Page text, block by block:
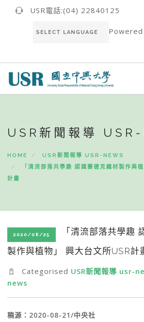
USR電話:(04) 22840125
最新消息NEWS
推動成果RESULT
USR新聞報導
HOME
USR新聞報導 USR-NEWS
「清流部落共學趣 認識賽德克織材製作與
計畫
2020/08/25
「清流部落共學趣
製作與植物」 興大台文所USR計
Categorised USR新聞報導 usr-
news
稿源：2020-08-21/中央社